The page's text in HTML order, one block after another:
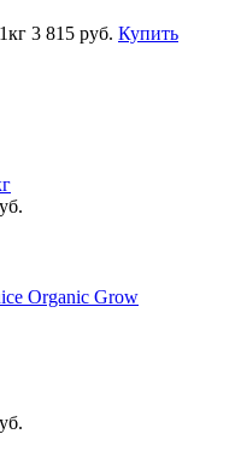
3 815 руб. Купить
Organic Grow